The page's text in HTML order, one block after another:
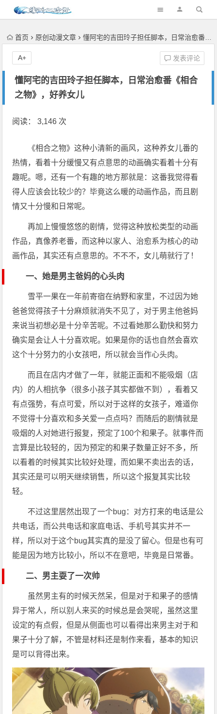
首页 原创动漫文章 懂阿宅的吉田玲子担任脚本，日常治愈番《相合之物》，好养女儿
懂阿宅的吉田玲子担任脚本，日常治愈番《相合
之物》，好养女儿
发表评论
A+
阅读： 3,146 次
《相合之物》这种小清新的画风，这种养女儿番的
热情，看着十分缓慢又有点意思的动画确实看着十分有
趣呢。嗯，还有一个有趣的地方那就是：这番我觉得​看
得​人应该会比较少的？毕竟这么暖的动画作品，而且剧
情又十分慢和日常呢。
再加上慢慢悠悠的剧情，觉得这种放松类型的动画
作品，真像养老番，而这种以家人、治愈系为核心的动
画作品，其实还有点意思的。不不不，女儿萌就行了！
一、她是男主爸妈的心头肉
雪平一果在一年前寄宿在纳野和家里，不过因为她
爸爸觉得孩子十分麻烦就消失不见了，对于男主他爸妈
来说当初想必是十分辛苦呢。不过看她那么勤快和努力
确实是会让人十分喜欢呢。如果是你的话也自然会喜欢
这个十分努力的小女孩吧，所以就会当作心头肉。
而且在店内才做了一年，就能正面和不能吸烟（店
内）的人相抗争（很多小孩子其实都做不到），看着又
有点强势，有点可爱，所以对于这样的女孩子，难道你
不觉得十分喜欢和多关爱一点点吗？而随后的剧情就是
吸烟的人对她进行报复，预定了100个和果子。就​事件​而
言算是比较轻的，因为预定的和果子数量正好不多，所
以看着的时候其实比较好处理，而如果不卖出去的话，
其实还是可以明天继续销售，所以这个​报复​其实比较
轻。
不过这里居然出现了一个bug：对方打来的电话是公
共电话，而公共电话和家庭电话、手机号其实并不一
样，所以对于这个bug其实真的是没了留心。但是也有可
能是因为地方比较小，所以不在意吧，毕竟是日常番。
二、男主耍了一次帅
虽然男主有的时候天然呆，但是对于和果子的感情
异于常人，所以别人来买的时候总是会哭呢，虽然这里
设定​的​有点假，但是从侧面也可以看得出来男主对于和
果子十分了解，不管是材料还是制作来看，基本的知识
是可以背得出来。